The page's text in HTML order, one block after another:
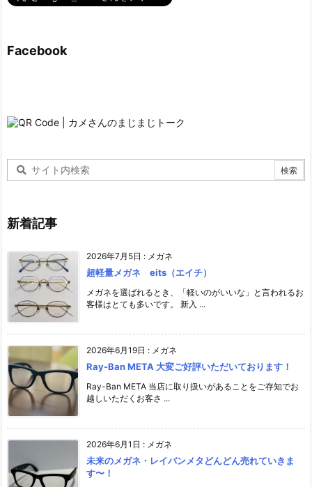
Facebook
新着記事
2026年7月5日 : メガネ
超軽量メガネ eits（エイチ）
メガネを選ばれるとき、「軽いのがいいな」と言われるお
客様はとても多いです。 新入 ...
2026年6月19日 : メガネ
Ray-Ban META 大変ご好評いただいております！
Ray-Ban META 当店に取り扱いがあることをご存知でお
越しいただくお客さ ...
2026年6月1日 : メガネ
未来のメガネ・レイバンメタどんどん売れていきま
す〜！